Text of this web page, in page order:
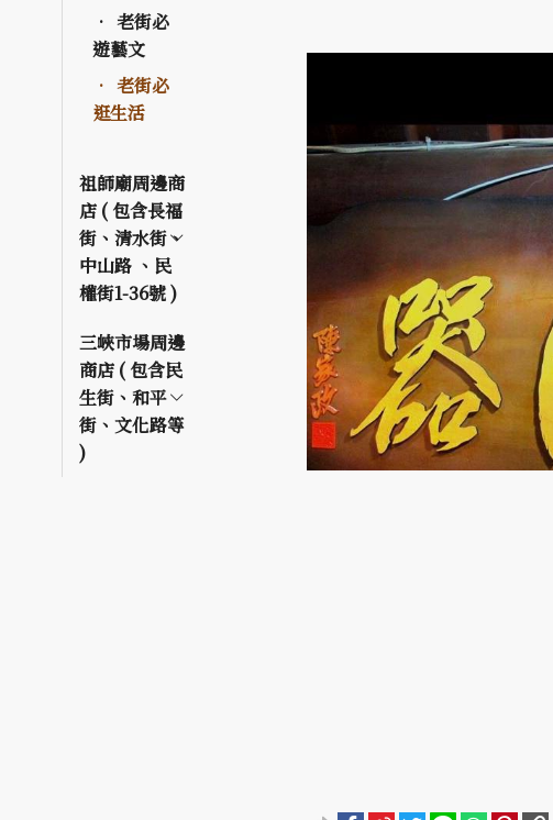
老街必
遊藝文
老街必
逛生活
祖師廟周邊商
店 ( 包含長福
街、清水街、
中山路 、民
權街1-36號 )
三峽市場周邊
商店 ( 包含民
生街、和平
街、文化路等
)